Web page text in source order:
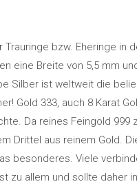
Trauringe bzw. Eheringe in
eine Breite von 5,5 mm
Silber ist weltweit die
Gold 333, auch 8 Karat
Da reines Feingold 999
Drittel aus reinem Gold.
besonderes. Viele
zu allem und sollte daher